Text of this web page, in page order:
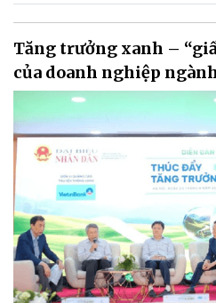
Tăng trưởng xanh –
của doanh nghiệp